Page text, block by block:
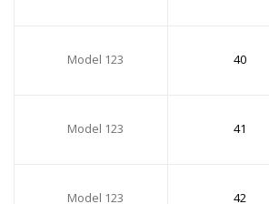
Model 123 40
Model 123 41
Model 123 42